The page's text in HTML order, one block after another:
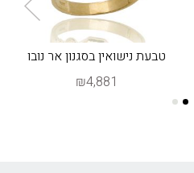
טבעת נישואין בסגנון אר נובו
₪4,881